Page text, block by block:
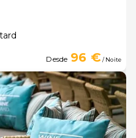
Desde 96 €/ Noite